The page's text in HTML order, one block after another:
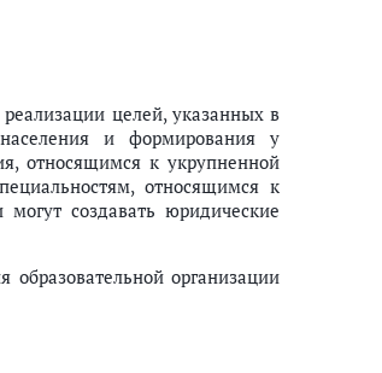
целей, указанных в
и формирования у
относящимся к укрупненной
относящимся к
создавать юридические
образовательной организации